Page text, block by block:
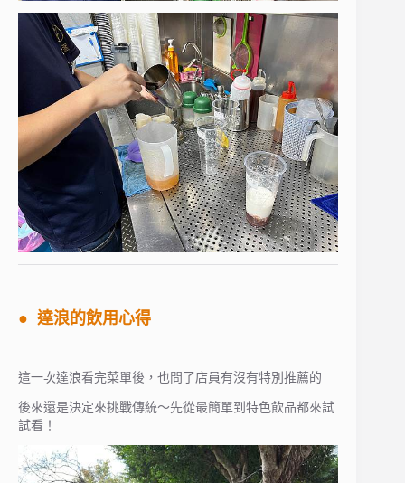
● 達浪的飲用心得
這一次達浪看完菜單後，也問了店員有沒有特別推薦的
後來還是決定來挑戰傳統～先從最簡單到特色飲品都來試
試看！